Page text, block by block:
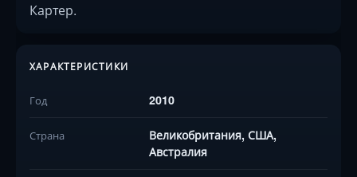
Картер.
ХАРАКТЕРИСТИКИ
Год 2010
Страна
Великобритания, США,
Австралия